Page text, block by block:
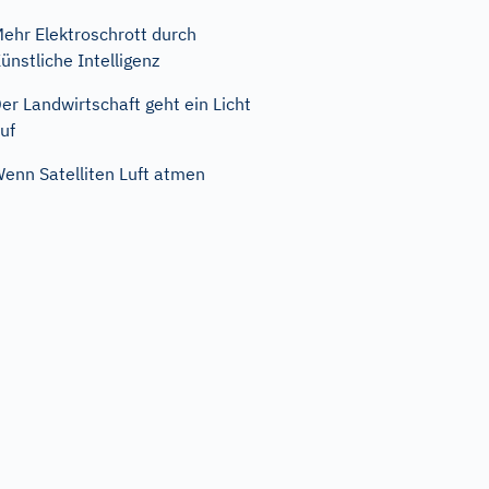
Elektroschrott durch
Intelligenz
Landwirtschaft geht ein Licht
Satelliten Luft atmen